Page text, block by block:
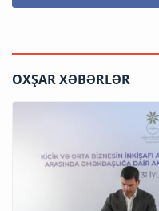
OXŞAR XƏBƏRLƏR